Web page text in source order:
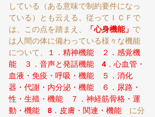
している（ある意味で制約要件になっ
ている）とも云える。従ってＩＣＦで
は、この点を踏まえ、
「心身機能」 で
は人間の体に備わっている様々な機能
について、
１．精神機能　２．感覚機
能　３．音声と発話機能　4．心血管・
血液・免疫・呼吸・機能　５．消化
器・代謝・内分泌・機能　６．尿路・
性・生殖・機能　７．神経筋骨格・運
動・機能　8．皮膚・関連・機能 に分